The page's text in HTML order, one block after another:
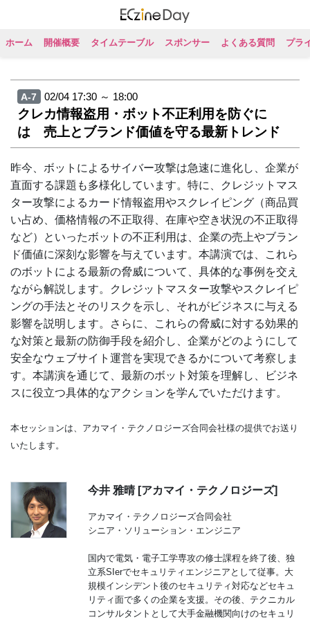
ホーム 開催概要 タイムテーブル スポンサー よくある質問 プラ
A-7 02/04 17:30 ～ 18:00
クレカ情報盗用・ボット不正利用を防ぐに
は 売上とブランド価値を守る最新トレンド
昨今、ボットによるサイバー攻撃は急速に進化し、企業が
直面する課題も多様化しています。特に、クレジットマス
ター攻撃によるカード情報盗用やスクレイピング（商品買
い占め、価格情報の不正取得、在庫や空き状況の不正取得
など）といったボットの不正利用は、企業の売上やブラン
ド価値に深刻な影響を与えています。本講演では、これら
のボットによる最新の脅威について、具体的な事例を交え
ながら解説します。クレジットマスター攻撃やスクレイピ
ングの手法とそのリスクを示し、それがビジネスに与える
影響を説明します。さらに、これらの脅威に対する効果的
な対策と最新の防御手段を紹介し、企業がどのようにして
安全なウェブサイト運営を実現できるかについて考察しま
す。本講演を通じて、最新のボット対策を理解し、ビジネ
スに役立つ具体的なアクションを学んでいただけます。
本セッションは、アカマイ・テクノロジーズ合同会社様の提供でお送り
いたします。
今井 雅晴 [アカマイ・テクノロジーズ]
アカマイ・テクノロジーズ合同会社
シニア・ソリューション・エンジニア
国内で電気・電子工学専攻の修士課程を終了後、独
立系SIerでセキュリティエンジニアとして従事。大
規模インシデント後のセキュリティ対応などセキュ
リティ面で多くの企業を支援。その後、テクニカル
コンサルタントとして大手金融機関向けのセキュリ